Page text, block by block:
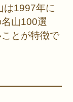
は1997年に
山100選
とが特徴で